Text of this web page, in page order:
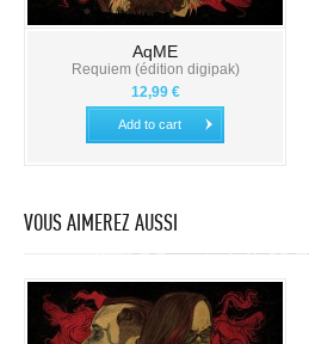
AqME
Requiem (édition digipak)
12,99 €
Add to cart
VOUS AIMEREZ AUSSI